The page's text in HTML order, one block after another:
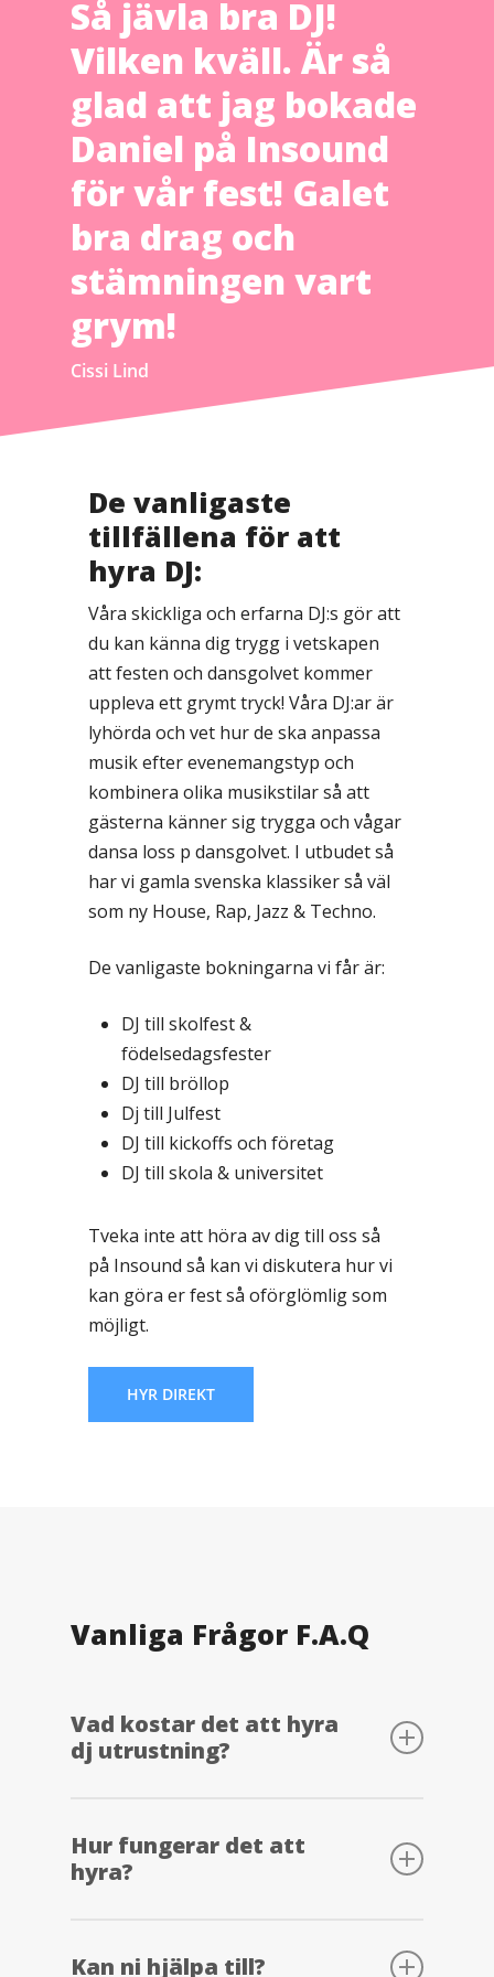
Så jävla bra DJ!
Vilken kväll. Är så
glad att jag bokade
Daniel på Insound
för vår fest! Galet
bra drag och
stämningen vart
grym!
Cissi Lind
De vanligaste
tillfällena för att
hyra DJ:
Våra skickliga och erfarna DJ:s gör att
du kan känna dig trygg i vetskapen
att festen och dansgolvet kommer
uppleva ett grymt tryck! Våra DJ:ar är
lyhörda och vet hur de ska anpassa
musik efter evenemangstyp och
kombinera olika musikstilar så att
gästerna känner sig trygga och vågar
dansa loss p dansgolvet. I utbudet så
har vi gamla svenska klassiker så väl
som ny House, Rap, Jazz & Techno.
De vanligaste bokningarna vi får är:
DJ till skolfest &
födelsedagsfester
DJ till bröllop
Dj till Julfest
DJ till kickoffs och företag
DJ till skola & universitet
Tveka inte att höra av dig till oss så
på Insound så kan vi diskutera hur vi
kan göra er fest så oförglömlig som
möjligt.
HYR DIREKT
Vanliga Frågor F.A.Q
Vad kostar det att hyra
dj utrustning?
2 000kr/dag för att hyra dj utrustning.
Men vi har flera paket som kan
Hur fungerar det att
hyra?
utrustningen till er. Priset är per dagshyra
Kan ni hjälpa till?